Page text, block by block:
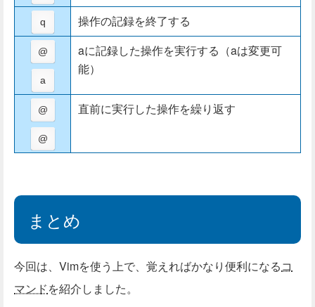
q 操作の記録を終了する
@
a
aに記録した操作を実行する（aは変更可
能）
@
@
直前に実行した操作を繰り返す
まとめ
今回は、Vimを使う上で、覚えればかなり便利になるコ
マンドを紹介しました。